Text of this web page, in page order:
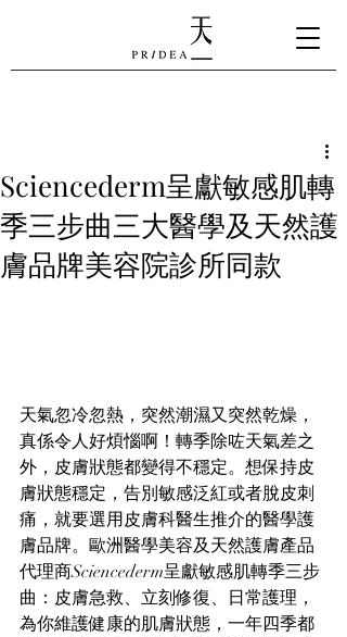
Sciencederm呈獻敏感肌轉
季三步曲三大醫學及天然護
膚品牌美容院診所同款
天氣忽冷忽熱，突然潮濕又突然乾燥，
真係令人好煩惱啊！轉季除咗天氣差之
外，皮膚狀態都變得不穩定。想保持皮
膚狀態穩定，告別敏感泛紅或者脫皮刺
痛，就要選用皮膚科醫生推介的醫學護
膚品牌。歐洲醫學美容及天然護膚產品
代理商Sciencederm呈獻敏感肌轉季三步
曲：皮膚急救、立刻修復、日常護理，
為你維護健康的肌膚狀態，一年四季都